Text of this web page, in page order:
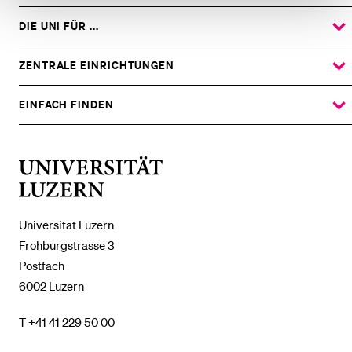
Universität Luzern
Frohburgstrasse 3
Postfach
6002 Luzern
T +41 41 229 50 00
DIE UNI FÜR ...
ZEIGE
DAS
UNTERMENÜ
ZENTRALE EINRICHTUNGEN
ZEIGE
DAS
UNTERMENÜ
EINFACH FINDEN
ZEIGE
DAS